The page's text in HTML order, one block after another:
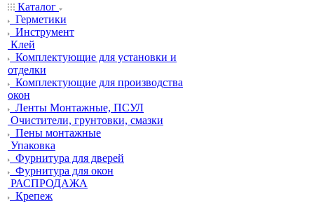
Каталог
Герметики
Инструмент
Клей
Комплектующие для установки и
отделки
Комплектующие для производства
окон
Ленты Монтажные, ПСУЛ
Очистители, грунтовки, смазки
Пены монтажные
Упаковка
Фурнитура для дверей
Фурнитура для окон
РАСПРОДАЖА
Крепеж